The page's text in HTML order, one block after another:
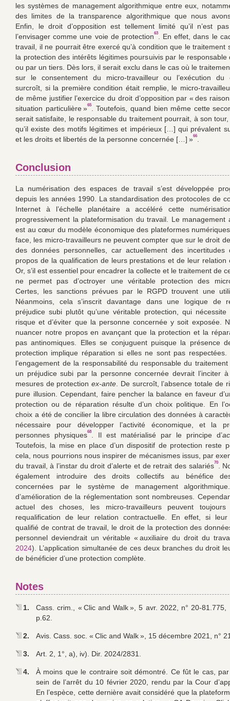
les systèmes de management algorithmique entre eux,
des limites de la transparence algorithmique que nous
Enfin, le droit d’opposition est tellement limité qu’il n’est
l’envisager comme une voie de protection63. En effet, dans le
travail, il ne pourrait être exercé qu’à condition que le traitement
la protection des intérêts légitimes poursuivis par le responsable
ou par un tiers. Dès lors, il serait exclu dans le cas où le
sur le consentement du micro-travailleur ou l’exécution du
surcroît, si la première condition était remplie, le micro-
de même justifier l’exercice du droit d’opposition par « des
situation particulière »65. Toutefois, quand bien même cette
serait satisfaite, le responsable du traitement pourrait, à son
qu’il existe des motifs légitimes et impérieux […] qui prévalent
et les droits et libertés de la personne concernée […] »66
Conclusion
La numérisation des espaces de travail s’est développée
depuis les années 1990. La standardisation des protocoles de
Internet à l’échelle planétaire a accéléré cette
progressivement la plateformisation du travail. Le management
est au cœur du modèle économique des plateformes
face, les micro-travailleurs ne peuvent compter que sur le droit
des données personnelles, car actuellement des incertitudes
propos de la qualification de leurs prestations et de leur relation
Or, s’il est essentiel pour encadrer la collecte et le traitement de
ne permet pas d’octroyer une véritable protection des
Certes, les sanctions prévues par le RGPD trouvent une
Néanmoins, cela s’inscrit davantage dans une logique de
préjudice subi plutôt qu’une véritable protection, qui nécessite
risque et d’éviter que la personne concernée y soit exposée.
nuancer notre propos en avançant que la protection et la
pas antinomiques. Elles se conjuguent puisque la présence
protection implique réparation si elles ne sont pas respectées.
l’engagement de la responsabilité du responsable du
un préjudice subi par la personne concernée devrait l’inciter
mesures de protectionex-ante . De surcroît, l’absence totale de
pure illusion. Cependant, faire pencher la balance en faveur
protection ou de réparation résulte d’un choix politique. En
choix a été de concilier la libre circulation des données à
nécessaire pour développer l’activité économique, et la
personnes physiques68. Il est matérialisé par le principe d’
Toutefois, la mise en place d’un dispositif de protection reste
cela, nous pourrions nous inspirer de mécanismes issus, par
du travail, à l’instar du droit d’alerte et de retrait des salariés70.
également introduire des droits collectifs au bénéfice
concernées par le système de management
d’amélioration de la réglementation sont nombreuses.
actuel des choses, les micro-travailleurs peuvent
requalification de leur relation contractuelle. En effet, si
qualifié de contrat de travail, le droit de la protection des
personnel deviendrait un véritable « auxiliaire du droit du
2024). L’application simultanée de ces deux branches du droit
de bénéficier d’une protection complète.
Notes
1.
Cass. crim., « Clic and Walk », 5 avr. 2022, n° 20-81.775,
p.62.
2. Avis. Cass. soc. « Clic and Walk », 15 décembre 2021, n°
3. Art. 2, 1°, a), iv). Dir. 2024/2831.
4.
À moins que le contraire soit démontré. Ce fût le cas,
sein de l’arrêt du 10 février 2020, rendu par la Cour
En l’espèce, cette dernière avait considéré que la